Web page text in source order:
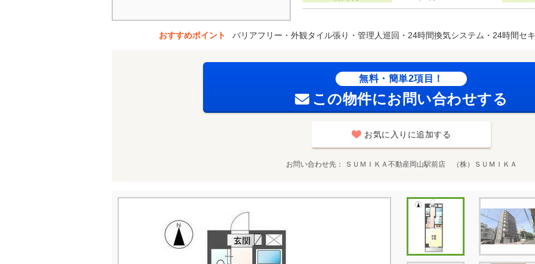
おすすめポイント バリアフリー・外観タイル張り・管理人巡回・24時間換気システム・24時間セ
無料・簡単2項目！
この物件にお問い合わせする
お気に入りに追加する
お問い合わせ先 ＳＵＭＩＫＡ不動産岡山駅前店 （株）ＳＵＭＩＫＡ